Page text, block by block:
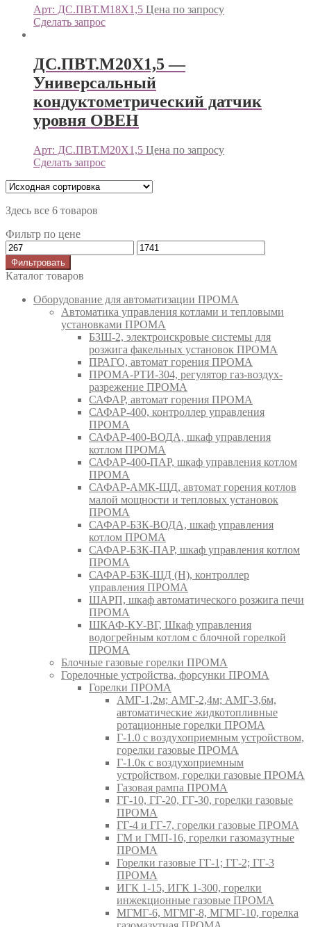
Арт: ДС.ПВТ.М18Х1,5 Цена по запросу
Сделать запрос
ДС.ПВТ.М20Х1,5 —
Универсальный
кондуктометрический датчик
уровня ОВЕН
Арт: ДС.ПВТ.М20Х1,5 Цена по запросу
Сделать запрос
Здесь все 6 товаров
Фильтр по цене
Фильтровать
Каталог товаров
Оборудование для автоматизации ПРОМА
Автоматика управления котлами и тепловыми
установками ПРОМА
БЗШ-2, электроискровые системы для
розжига факельных установок ПРОМА
ПРАГО, автомат горения ПРОМА
ПРОМА-РТИ-304, регулятор газ-воздух-
разрежение ПРОМА
САФАР, автомат горения ПРОМА
САФАР-400, контроллер управления
ПРОМА
САФАР-400-ВОДА, шкаф управления
котлом ПРОМА
САФАР-400-ПАР, шкаф управления котлом
ПРОМА
САФАР-АМК-ЩД, автомат горения котлов
малой мощности и тепловых установок
ПРОМА
САФАР-БЗК-ВОДА, шкаф управления
котлом ПРОМА
САФАР-БЗК-ПАР, шкаф управления котлом
ПРОМА
САФАР-БЗК-ЩД (Н), контроллер
управления ПРОМА
ШАРП, шкаф автоматического розжига печи
ПРОМА
ШКАФ-КУ-ВГ, Шкаф управления
водогрейным котлом с блочной горелкой
ПРОМА
Блочные газовые горелки ПРОМА
Горелочные устройства, форсунки ПРОМА
Горелки ПРОМА
АМГ-1,2м; АМГ-2,4м; АМГ-3,6м,
автоматические жидкотопливные
ротационные горелки ПРОМА
Г-1.0 с воздухоприемным устройством,
горелки газовые ПРОМА
Г-1.0к с воздухоприемным
устройством, горелки газовые ПРОМА
Газовая рампа ПРОМА
ГГ-10, ГГ-20, ГГ-30, горелки газовые
ПРОМА
ГГ-4 и ГГ-7, горелки газовые ПРОМА
ГМ и ГМП-16, горелки газомазутные
ПРОМА
Горелки газовые ГГ-1; ГГ-2; ГГ-3
ПРОМА
ИГК 1-15, ИГК 1-300, горелки
инжекционные газовые ПРОМА
МГМГ-6, МГМГ-8, МГМГ-10, горелка